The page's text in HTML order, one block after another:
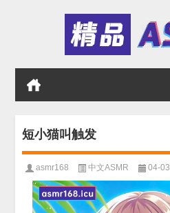
短小猫叫触发
asmr168 中文ASMR 04-03